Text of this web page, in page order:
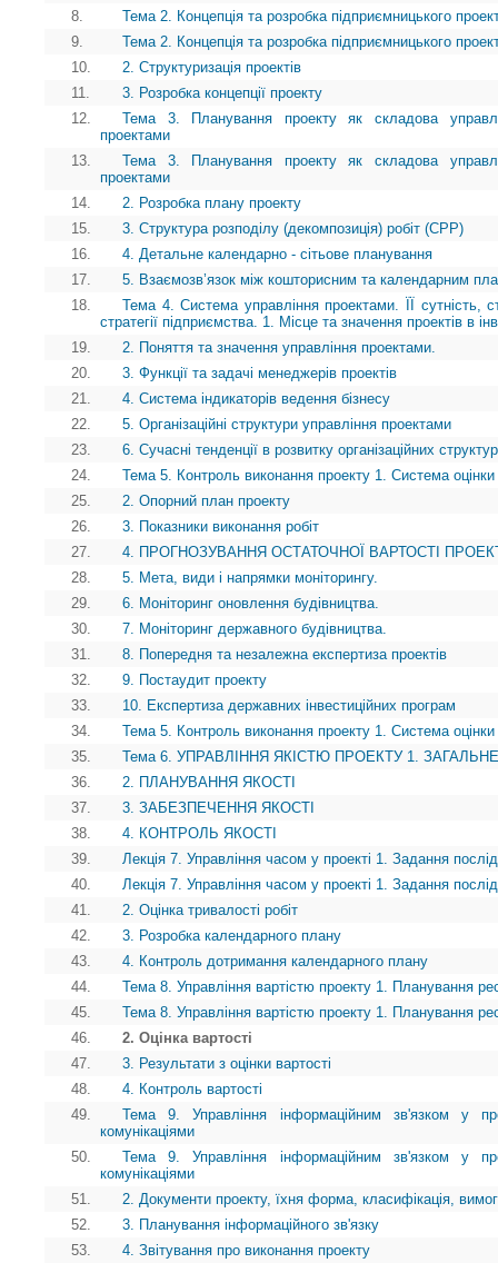
8.
Тема 2. Концепція та розробка підприємницького
9.
Тема 2. Концепція та розробка підприємницького
10.
2. Структуризація проектів
11.
3. Розробка концепції проекту
12.
Тема 3. Планування проекту як складова
проектами
13.
Тема 3. Планування проекту як складова
проектами
14.
2. Розробка плану проекту
15.
3. Структура розподілу (декомпозиція) робіт (СРР)
16.
4. Детальне календарно - сітьове планування
17.
5. Взаємозв’язок між кошторисним та календарним
18.
Тема 4. Система управління проектами. ЇЇ сутність,
стратегії підприємства. 1. Місце та значення проектів в
19.
2. Поняття та значення управління проектами.
20.
3. Функції та задачі менеджерів проектів
21.
4. Система індикаторів ведення бізнесу
22.
5. Організаційні структури управління проектами
23.
6. Сучасні тенденції в розвитку організаційних
24.
Тема 5. Контроль виконання проекту 1. Система оцінки
25.
2. Опорний план проекту
26.
3. Показники виконання робіт
27.
4. ПРОГНОЗУВАННЯ ОСТАТОЧНОЇ ВАРТОСТІ
28.
5. Мета, види і напрямки моніторингу.
29.
6. Моніторинг оновлення будівництва.
30.
7. Моніторинг державного будівництва.
31.
8. Попередня та незалежна експертиза проектів
32.
9. Постаудит проекту
33.
10. Експертиза державних інвестиційних програм
34.
Тема 5. Контроль виконання проекту 1. Система оцінки
35.
Тема 6. УПРАВЛІННЯ ЯКІСТЮ ПРОЕКТУ 1.
36.
2. ПЛАНУВАННЯ ЯКОСТІ
37.
3. ЗАБЕЗПЕЧЕННЯ ЯКОСТІ
38.
4. КОНТРОЛЬ ЯКОСТІ
39.
Лекція 7. Управління часом у проекті 1. Задання
40.
Лекція 7. Управління часом у проекті 1. Задання
41.
2. Оцінка тривалості робіт
42.
3. Розробка календарного плану
43.
4. Контроль дотримання календарного плану
44.
Тема 8. Управління вартістю проекту 1. Планування
45.
Тема 8. Управління вартістю проекту 1. Планування
46.
2. Оцінка вартості
47.
3. Результати з оцінки вартості
48.
4. Контроль вартості
49.
Тема 9. Управління інформаційним зв'язком у
комунікаціями
50.
Тема 9. Управління інформаційним зв'язком у
комунікаціями
51.
2. Документи проекту, їхня форма, класифікація,
52.
3. Планування інформаційного зв'язку
53.
4. Звітування про виконання проекту